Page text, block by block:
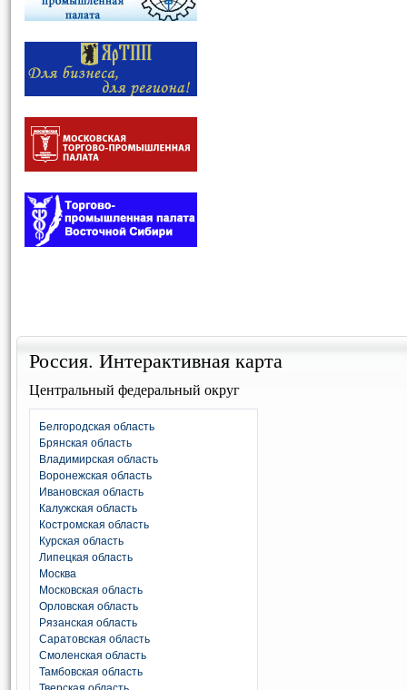
Россия. Интерактивная карта
Центральный федеральный округ
Белгородская область
Брянская область
Владимирская область
Воронежская область
Ивановская область
Калужская область
Костромская область
Курская область
Липецкая область
Москва
Московская область
Орловская область
Рязанская область
Саратовская область
Смоленская область
Тамбовская область